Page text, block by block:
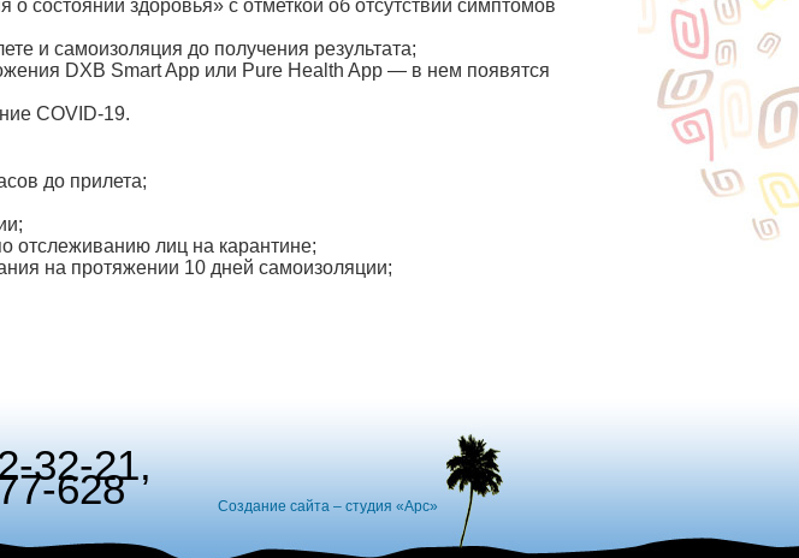
состоянии здоровья» с отметкой об отсутствии симптомов
и самоизоляция до получения результата;
DXB Smart App или Pure Health App — в нем появятся
COVID-19.
до прилета;
отслеживанию лиц на карантине;
на протяжении 10 дней самоизоляции;
32-21,
628 Создание сайта – студия «Арс»